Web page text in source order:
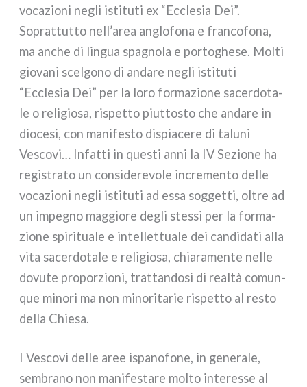
voca­zio­ni negli isti­tu­ti ex “Ecclesia Dei”.
Soprattutto nell’area anglo­fo­na e fran­co­fo­na,
ma anche di lin­gua spa­gno­la e por­to­ghe­se. Molti
gio­va­ni scel­go­no di anda­re negli isti­tu­ti
“Ecclesia Dei” per la loro for­ma­zio­ne sacer­do­ta­
le o reli­gio­sa, rispet­to piut­to­sto che anda­re in
dio­ce­si, con mani­fe­sto dispia­ce­re di talu­ni
Vescovi… Infatti in que­sti anni la IV Sezione ha
regi­stra­to un con­si­de­re­vo­le incre­men­to del­le
voca­zio­ni negli isti­tu­ti ad essa sog­get­ti, oltre ad
un impe­gno mag­gio­re degli stes­si per la for­ma­
zio­ne spi­ri­tua­le e intel­let­tua­le dei can­di­da­ti alla
vita sacer­do­ta­le e reli­gio­sa, chia­ra­men­te nel­le
dovu­te pro­por­zio­ni, trat­tan­do­si di real­tà comun­
que mino­ri ma non mino­ri­ta­rie rispet­to al resto
del­la Chiesa.
I Vescovi del­le aree ispa­no­fo­ne, in gene­ra­le,
sem­bra­no non mani­fe­sta­re mol­to inte­res­se al